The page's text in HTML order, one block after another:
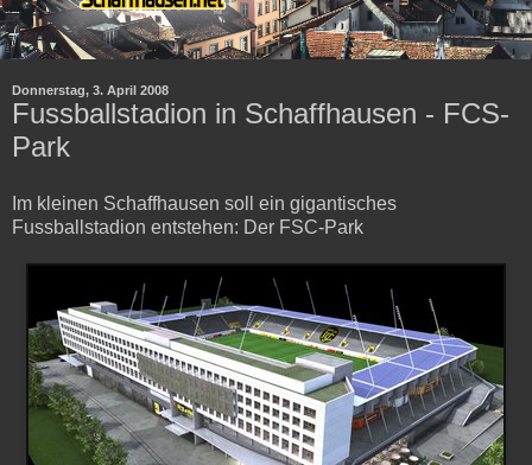
Donnerstag, 3. April 2008
Fussballstadion in Schaffhausen - FCS-
Park
Im kleinen Schaffhausen soll ein gigantisches
Fussballstadion entstehen: Der FSC-Park